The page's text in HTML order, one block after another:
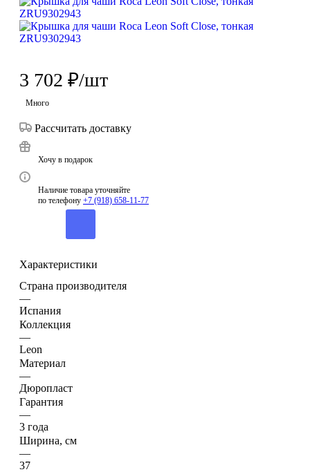
3 702 ₽/шт
Много
Рассчитать доставку
Хочу в подарок
Наличие товара уточняйте
по телефону +7 (918) 658-11-77
Характеристики
Страна производителя
—
Испания
Коллекция
—
Leon
Материал
—
Дюропласт
Гарантия
—
3 года
Ширина, см
—
37